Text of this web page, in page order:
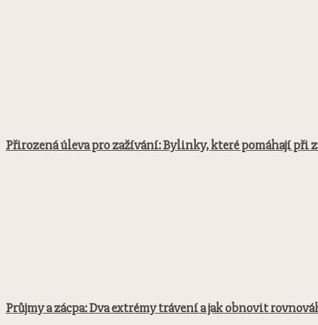
Přirozená úleva pro zažívání: Bylinky, které pomáhají při
Průjmy a zácpa: Dva extrémy trávení a jak obnovit